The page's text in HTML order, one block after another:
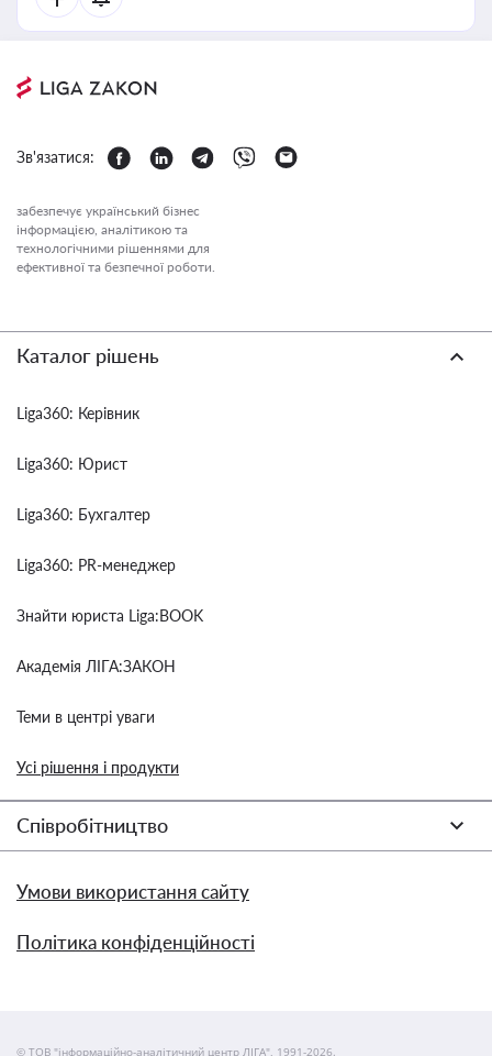
Зв'язатися:
забезпечує український бізнес
інформацією, аналітикою та
технологічними рішеннями для
ефективної та безпечної роботи.
Каталог рішень
Liga360: Керівник
Liga360: Юрист
Liga360: Бухгалтер
Liga360: PR-менеджер
Знайти юриста Liga:BOOK
Академія ЛІГА:ЗАКОН
Теми в центрі уваги
Усі рішення і продукти
Співробітництво
Умови використання сайту
Політика конфіденційності
© ТОВ "інформаційно-аналітичний центр ЛІГА", 1991-2026.